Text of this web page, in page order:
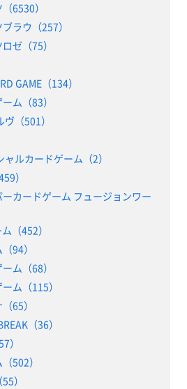
6530）
ラウ（257）
ゼ（75）
GAME（134）
ム（83）
（501）
ルカードゲーム（2）
）
カードゲーム フュージョンワー
（452）
94）
ム（68）
ム（115）
65）
（36）
）
502）
）